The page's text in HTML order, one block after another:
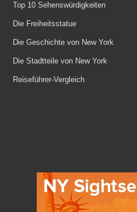
Top 10 Sehenswürdigkeiten
Die Freiheitsstatue
Die Geschichte von New York
Die Stadtteile von New York
Reiseführer-Vergleich